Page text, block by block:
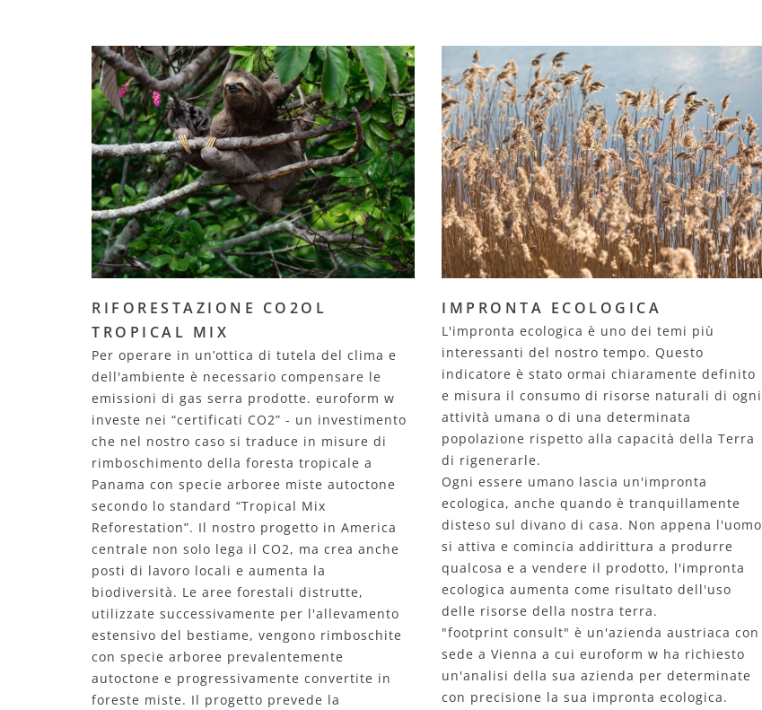
RIFORESTAZIONE CO2OL
TROPICAL MIX
Per operare in un’ottica di tutela del clima e
dell'ambiente è necessario compensare le
emissioni di gas serra prodotte. euroform w
investe nei “certificati CO2” - un investimento
che nel nostro caso si traduce in misure di
rimboschimento della foresta tropicale a
Panama con specie arboree miste autoctone
secondo lo standard “Tropical Mix
Reforestation”. Il nostro progetto in America
centrale non solo lega il CO2, ma crea anche
posti di lavoro locali e aumenta la
biodiversità. Le aree forestali distrutte,
utilizzate successivamente per l'allevamento
estensivo del bestiame, vengono rimboschite
con specie arboree prevalentemente
autoctone e progressivamente convertite in
foreste miste. Il progetto prevede la
IMPRONTA ECOLOGICA
L'impronta ecologica è uno dei temi più
interessanti del nostro tempo. Questo
indicatore è stato ormai chiaramente definito
e misura il consumo di risorse naturali di ogni
attività umana o di una determinata
popolazione rispetto alla capacità della Terra
di rigenerarle.
Ogni essere umano lascia un'impronta
ecologica, anche quando è tranquillamente
disteso sul divano di casa. Non appena l'uomo
si attiva e comincia addirittura a produrre
qualcosa e a vendere il prodotto, l'impronta
ecologica aumenta come risultato dell'uso
delle risorse della nostra terra.
"footprint consult" è un'azienda austriaca con
sede a Vienna a cui euroform w ha richiesto
un'analisi della sua azienda per determinate
con precisione la sua impronta ecologica.